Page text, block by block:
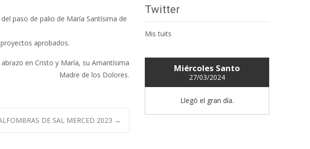
paso de palio de María Santísima de
aprobados.
en Cristo y María, su Amantísima
Madre de los Dolores.
DE SAL MERCED 2023 →
Twitter
Mis tuits
Miércoles Santo
27/03/2024
Llegó el gran día.